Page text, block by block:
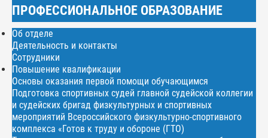
ПРОФЕССИОНАЛЬНОЕ ОБРАЗОВАНИЕ
Об отделе
Деятельность и контакты
Сотрудники
Повышение квалификации
Основы оказания первой помощи обучающимся
Подготовка спортивных судей главной судейской коллегии
и судейских бригад физкультурных и спортивных
мероприятий Всероссийского физкультурно-спортивного
комплекса «Готов к труду и обороне (ГТО)